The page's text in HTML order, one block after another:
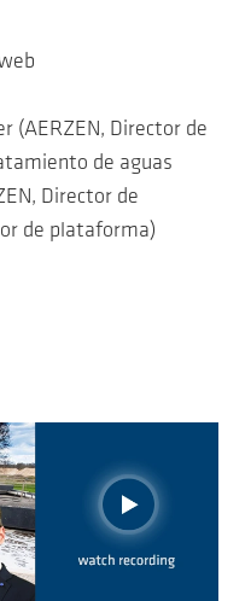
Director de
de aguas
Director de
de plataforma)